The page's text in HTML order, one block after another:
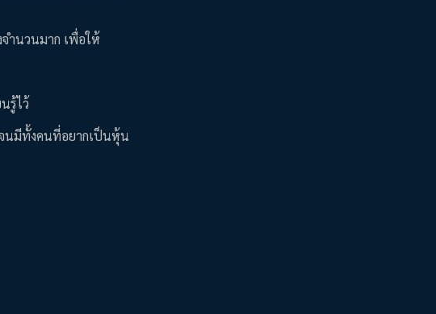
ำนวนมาก เพื่อให้
รู้ไว้
จนมีทั้งคนที่อยากเป็นหุ้น